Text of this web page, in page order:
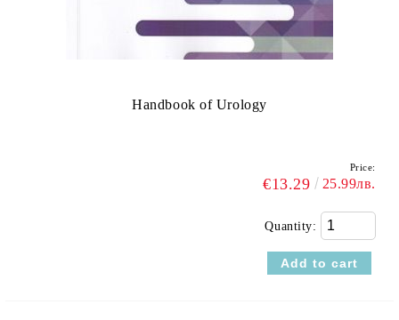
Handbook of Urology
Price:
€13.29 25.99лв.
Quantity: